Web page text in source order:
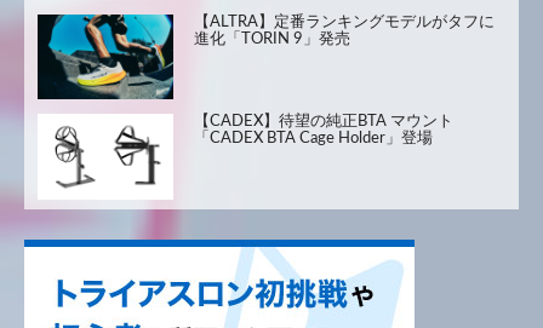
【ALTRA】定番ランキングモデルがタフに
進化「TORIN 9」発売
【CADEX】待望の純正BTA マウント
「CADEX BTA Cage Holder」登場